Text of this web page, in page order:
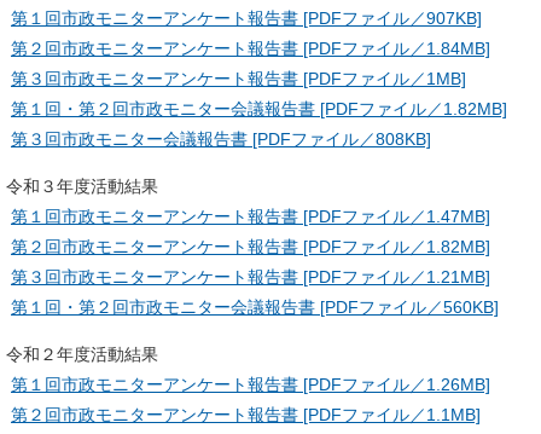
第１回市政モニターアンケート報告書 [PDFファイル／907KB]
第２回市政モニターアンケート報告書 [PDFファイル／1.84MB]
第３回市政モニターアンケート報告書 [PDFファイル／1MB]
第１回・第２回市政モニター会議報告書 [PDFファイル／1.82MB]
第３回市政モニター会議報告書 [PDFファイル／808KB]
令和３年度活動結果
第１回市政モニターアンケート報告書 [PDFファイル／1.47MB]
第２回市政モニターアンケート報告書 [PDFファイル／1.82MB]
第３回市政モニターアンケート報告書 [PDFファイル／1.21MB]
第１回・第２回市政モニター会議報告書 [PDFファイル／560KB]
令和２年度活動結果
第１回市政モニターアンケート報告書 [PDFファイル／1.26MB]
第２回市政モニターアンケート報告書 [PDFファイル／1.1MB]